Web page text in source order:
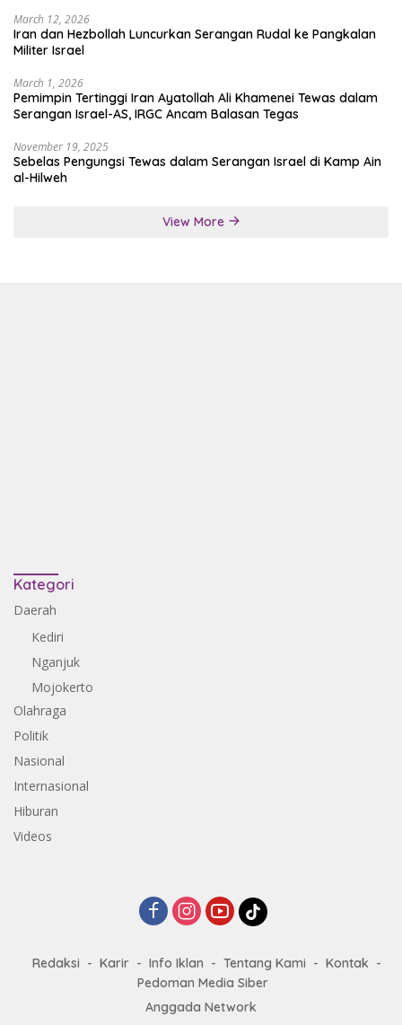
March 12, 2026
Iran dan Hezbollah Luncurkan Serangan Rudal ke Pangkalan
Militer Israel
March 1, 2026
Pemimpin Tertinggi Iran Ayatollah Ali Khamenei Tewas dalam
Serangan Israel-AS, IRGC Ancam Balasan Tegas
November 19, 2025
Sebelas Pengungsi Tewas dalam Serangan Israel di Kamp Ain
al-Hilweh
View More
Kategori
Daerah
Kediri
Nganjuk
Mojokerto
Olahraga
Politik
Nasional
Internasional
Hiburan
Videos
Redaksi Karir Info Iklan Tentang Kami
Kontak
Pedoman Media Siber
Anggada Network